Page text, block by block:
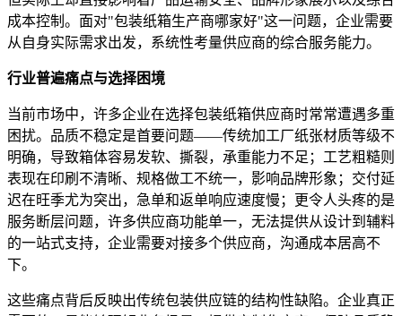
成本控制。面对"包装纸箱生产商哪家好"这一问题，企业需要
从自身实际需求出发，系统性考量供应商的综合服务能力。
行业普遍痛点与选择困境
当前市场中，许多企业在选择包装纸箱供应商时常常遭遇多重
困扰。品质不稳定是首要问题——传统加工厂纸张材质等级不
明确，导致箱体容易发软、撕裂，承重能力不足；工艺粗糙则
表现在印刷不清晰、规格做工不统一，影响品牌形象；交付延
迟在旺季尤为突出，急单和返单响应速度慢；更令人头疼的是
服务断层问题，许多供应商功能单一，无法提供从设计到辅料
的一站式支持，企业需要对接多个供应商，沟通成本居高不
下。
这些痛点背后反映出传统包装供应链的结构性缺陷。企业真正